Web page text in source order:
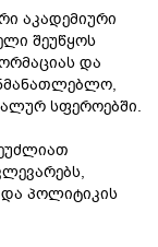
აკადემიური
შეუწყოს
და
სფეროებში.
და პოლიტიკის